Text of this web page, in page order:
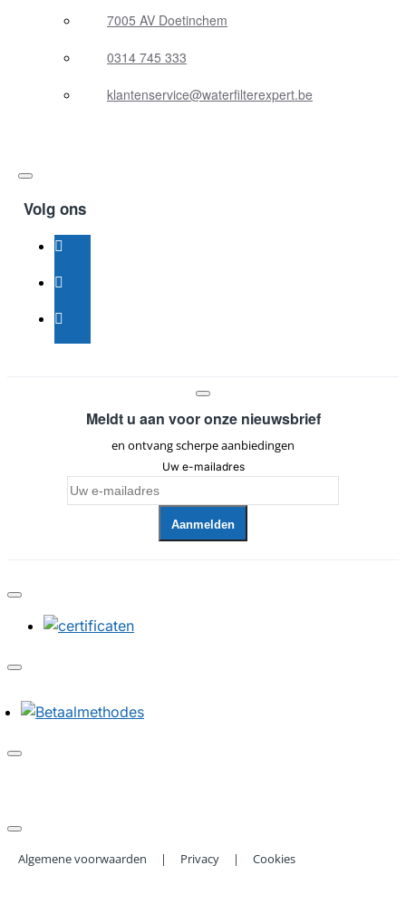
7005 AV Doetinchem
0314 745 333
klantenservice@waterfilterexpert.be
Volg ons
Meldt u aan voor onze nieuwsbrief
en ontvang scherpe aanbiedingen
Uw e-mailadres
Aanmelden
Algemene voorwaarden | Privacy | Cookies